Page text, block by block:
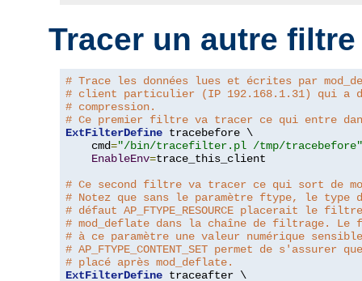
Tracer un autre filtre
# Trace les données lues et écrites par
# client particulier (IP 192.168.1.31) qui a
# compression.
# Ce premier filtre va tracer ce qui entre
ExtFilterDefine tracebefore \
    cmd
="/bin/tracefilter.pl /tmp/tracebefore"
EnableEnv=trace_this_client
# Ce second filtre va tracer ce qui sort de
# Notez que sans le paramètre ftype, le
# défaut AP_FTYPE_RESOURCE placerait le
# mod_deflate dans la chaîne de filtrage.
# à ce paramètre une valeur numérique
# AP_FTYPE_CONTENT_SET permet de
# placé après mod_deflate.
ExtFilterDefine traceafter \